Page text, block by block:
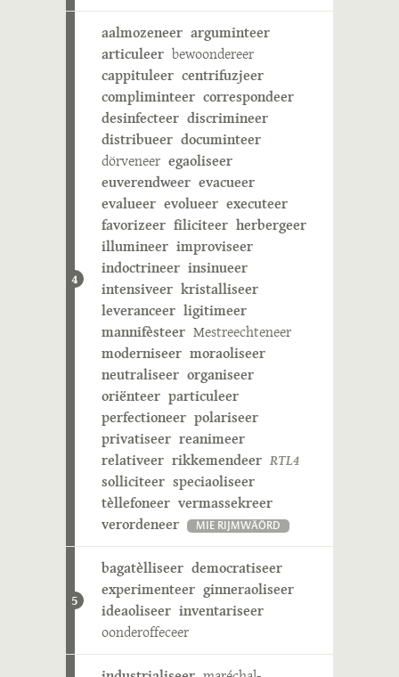
4
aalmozeneer arguminteer
articuleer bewoondereer
cappituleer centrifuzjeer
compliminteer correspondeer
desinfecteer discrimineer
distribueer documinteer
dörveneer egaoliseer
euverendweer evacueer
evalueer evolueer executeer
favorizeer filiciteer herbergeer
illumineer improviseer
indoctrineer insinueer
intensiveer kristalliseer
leveranceer ligitimeer
mannifèsteer Mestreechteneer
moderniseer moraoliseer
neutraliseer organiseer
oriënteer particuleer
perfectioneer polariseer
privatiseer reanimeer
relativeer rikkemendeer RTL4
solliciteer speciaoliseer
tèllefoneer vermassekreer
verordeneer
MIE RIJMWÄÖRD
5
bagatèlliseer democratiseer
experimenteer ginneraoliseer
ideaoliseer inventariseer
oonderoffeceer